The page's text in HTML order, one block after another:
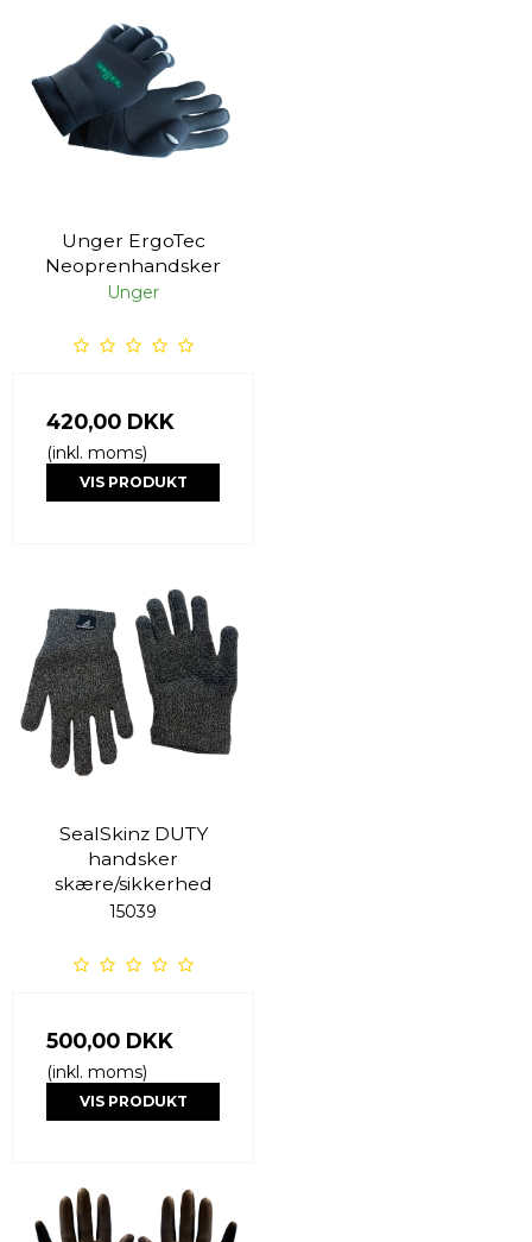
Unger ErgoTec
Neoprenhandsker
Unger
420,00 DKK
(inkl. moms)
VIS PRODUKT
SealSkinz DUTY
handsker
skære/sikkerhed
15039
500,00 DKK
(inkl. moms)
VIS PRODUKT